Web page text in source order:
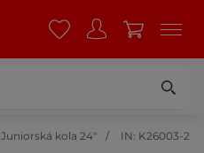
Juniorská kola 24" IN: K26003-2